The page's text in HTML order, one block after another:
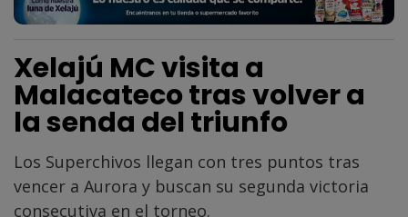
Xelajú MC visita a
Malacateco tras volver a
la senda del triunfo
Los Superchivos llegan con tres puntos tras
vencer a Aurora y buscan su segunda victoria
consecutiva en el torneo.